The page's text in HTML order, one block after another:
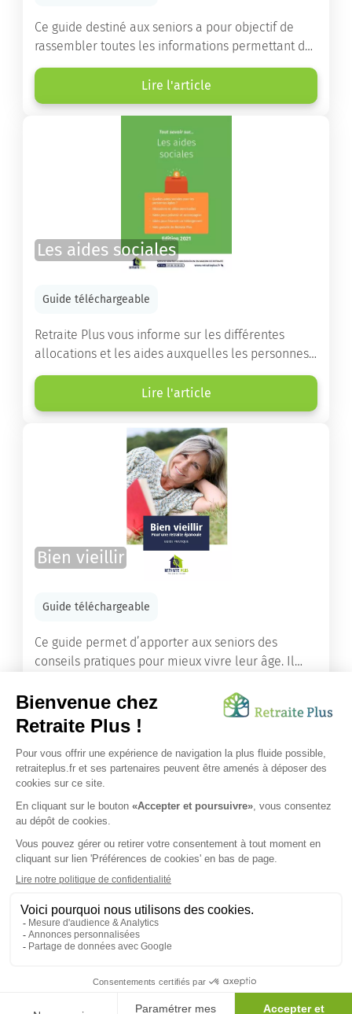
Ce guide destiné aux seniors a pour objectif de
rassembler toutes les informations permettant de
choisir la résidence services seniors adaptée.
Lire l'article
Les aides sociales
Guide téléchargeable
Retraite Plus vous informe sur les différentes
allocations et les aides auxquelles les personnes
âgées ont droit pour financer un séjour en maison
de retraite ou un maintien à domicile.
Lire l'article
Bien vieillir
Guide téléchargeable
Ce guide permet d’apporter aux seniors des
conseils pratiques pour mieux vivre leur âge. Il
améliorer sa santé grâce à l’alimentation...
Lire l'article
Vous avez besoin d’une aide de nos équipes ?
Obtenir les tarifs & disponibilités
SUIVEZ-NOUS SUR :
Protection données personnelles
Nous vous informons de l'existence de la liste d'opposition
au démarchage téléphonique. Inscription surbloctel.gouv.fr